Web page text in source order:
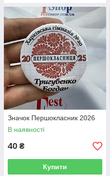
Значок Першокласник 2026
В наявності
40 ₴
Купити